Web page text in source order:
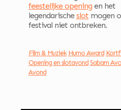
feestelijke openingen het
legendarischeslotmogen
festival niet ontbreken.
Film & Muziek Humo Award
Opening en slotavond Sabam
Avond